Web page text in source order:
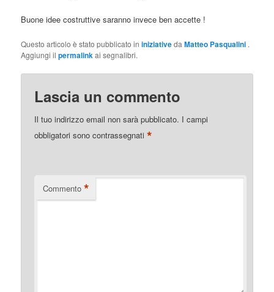
Buone idee costruttive saranno invece ben accette !
Questo articolo è stato pubblicato ininiziativedaMatteo Pasqualini .
Aggiungi ilpermalinkai segnalibri.
Lascia un commento
Il tuo indirizzo email non sarà pubblicato. I campi
obbligatori sono contrassegnati*
Commento *